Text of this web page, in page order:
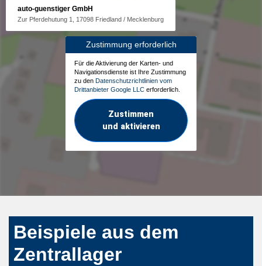
auto-guenstiger GmbH
Zur Pferdehutung 1, 17098 Friedland / Mecklenburg
Zustimmung erforderlich
Für die Aktivierung der Karten- und
Navigationsdienste ist Ihre Zustimmung
zu den Datenschutzrichtlinien vom
Drittanbieter Google LLC erforderlich.
Zustimmen
und aktivieren
Beispiele aus dem
Zentrallager